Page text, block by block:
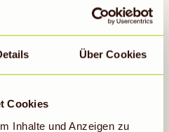
Über Cookies
Cookies
Inhalte und Anzeigen zu